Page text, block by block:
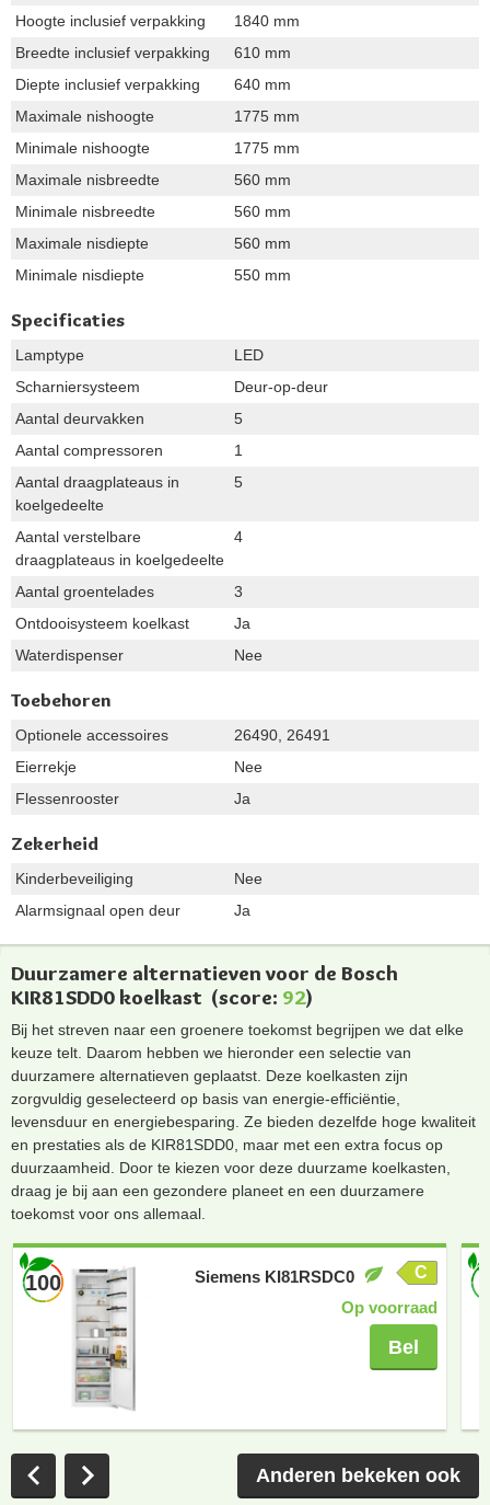
Hoogte inclusief verpakking
1840 mm
Breedte inclusief verpakking
610 mm
Diepte inclusief verpakking
640 mm
Maximale nishoogte
1775 mm
Minimale nishoogte
1775 mm
Maximale nisbreedte
560 mm
Minimale nisbreedte
560 mm
Maximale nisdiepte
560 mm
Minimale nisdiepte
550 mm
Specificaties
Lamptype
LED
Scharniersysteem
Deur-op-deur
Aantal deurvakken
5
Aantal compressoren
1
Aantal draagplateaus in
koelgedeelte
5
Aantal verstelbare
draagplateaus in koelgedeelte
4
Aantal groentelades
3
Ontdooisysteem koelkast
Ja
Waterdispenser
Nee
Toebehoren
Optionele accessoires
26490, 26491
Eierrekje
Nee
Flessenrooster
Ja
Zekerheid
Kinderbeveiliging
Nee
Alarmsignaal open deur
Ja
Duurzamere alternatieven voor de Bosch
KIR81SDD0 koelkast (score: 92)
Bij het streven naar een groenere toekomst begrijpen we dat elke
keuze telt. Daarom hebben we hieronder een selectie van
duurzamere alternatieven geplaatst. Deze koelkasten zijn
zorgvuldig geselecteerd op basis van energie-efficiëntie,
levensduur en energiebesparing. Ze bieden dezelfde hoge kwaliteit
en prestaties als de KIR81SDD0, maar met een extra focus op
duurzaamheid. Door te kiezen voor deze duurzame koelkasten,
draag je bij aan een gezondere planeet en een duurzamere
toekomst voor ons allemaal.
100 Siemens KI81RSDC0
C
Op voorraad
Bel
Anderen bekeken ook